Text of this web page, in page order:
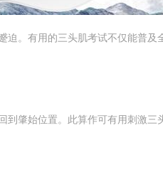
。有用的三头肌考试不仅能普
肇始位置。此算作可有用刺激三